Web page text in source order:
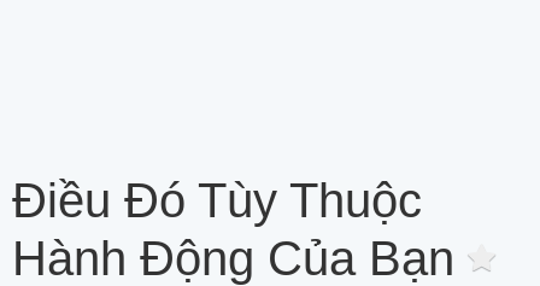
Điều Đó Tùy Thuộc
Hành Động Của Bạn